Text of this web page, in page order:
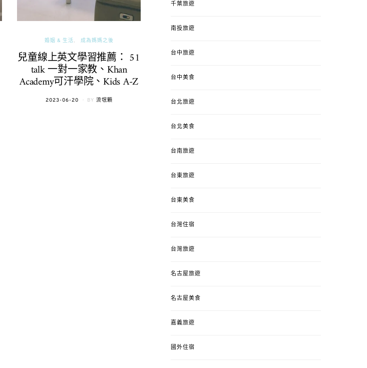
婚姻 & 生活 成為媽媽之後
兒童線上英文學習推薦： 51
talk 一對一家教、Khan
Academy可汗學院、Kids A-Z
POSTED
2023-06-20 BY 流氓顆
4y3m ：視力檢查、練習犯
錯、認識華德福
千葉旅遊
南投旅遊
台中旅遊
台中美食
台北旅遊
台北美食
台南旅遊
台東旅遊
台東美食
台灣住宿
台灣旅遊
名古屋旅遊
名古屋美食
嘉義旅遊
國外住宿